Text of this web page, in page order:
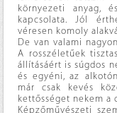
környezeti anyag,
kapcsolata. Jól
véresen komoly
De van valami
A rosszéletűek
állításáért is súgdos
és egyéni, az
már csak kevés
kettősséget nekem a
Képzőművészeti